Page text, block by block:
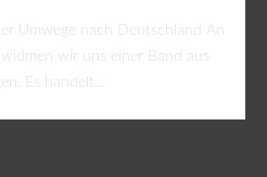
Umwege nach Deutschland An
wir uns einer Band aus
Es handelt...